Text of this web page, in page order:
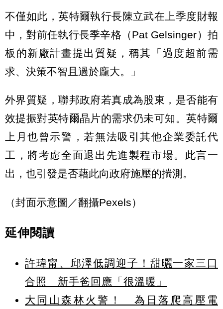
不僅如此，英特爾執行長陳立武在上季度財報
中，對前任執行長季辛格（Pat Gelsinger）拍
板的新廠計畫提出質疑，稱其「過度超前需
求、決策不智且過於龐大。」
外界質疑，聯邦政府若真成為股東，是否能有
效提振對英特爾晶片的需求仍未可知。英特爾
上月也曾示警，若無法吸引其他企業委託代
工，將考慮全面退出先進製程市場。此言一
出，也引發是否藉此向政府施壓的揣測。
（封面示意圖／翻攝Pexels）
延伸閱讀
許瑋甯、邱澤低調迎子！甜曬一家三口
合照 新手爸回應「很溫暖」
大同山森林火警！ 為日落爬高壓電